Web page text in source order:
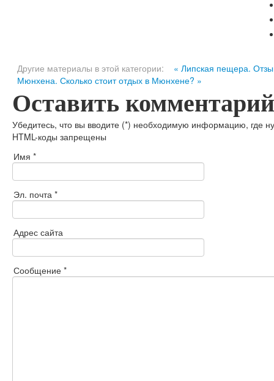
Другие материалы в этой категории:
« Липская пещера.
Мюнхена. Сколько стоит отдых в Мюнхене? »
Оставить комментарий
Убедитесь, что вы вводите (*) необходимую информацию, где
HTML-коды запрещены
Имя *
Эл. почта *
Адрес сайта
Сообщение *